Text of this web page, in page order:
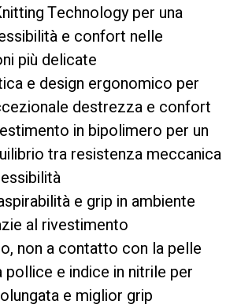
Technology per una
e confort nelle
più delicate
e design ergonomico per
destrezza e confort
in bipolimero per un
tra resistenza meccanica
e grip in ambiente
al rivestimento
non a contatto con la pelle
e indice in nitrile per
e miglior grip